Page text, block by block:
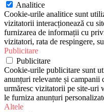
Analitice
Cookie-urile analitice sunt
vizitatorii interacționează cu
furnizarea de informații cu
vizitatori, rata de respingere,
Publicitare
Publicitare
Cookie-urile publicitare sunt
anunțuri relevante și campanii
urmăresc vizitatorii pe site-uri
le furniza anunțuri
Altele